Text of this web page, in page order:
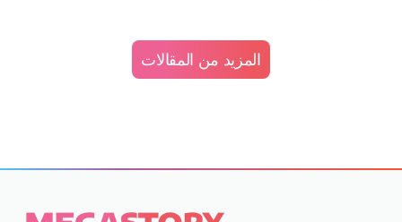
المزيد من المقالات